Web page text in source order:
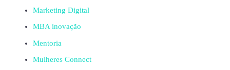
Marketing Digital
MBA inovação
Mentoria
Mulheres Connect